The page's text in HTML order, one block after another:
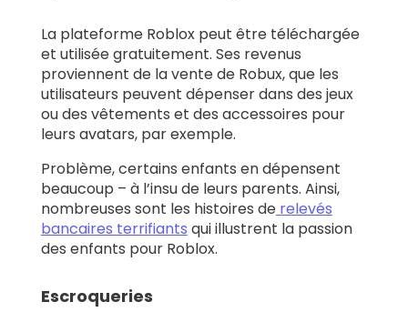
La plateforme Roblox peut être téléchargée
et utilisée gratuitement. Ses revenus
proviennent de la vente de Robux, que les
utilisateurs peuvent dépenser dans des jeux
ou des vêtements et des accessoires pour
leurs avatars, par exemple.
Problème, certains enfants en dépensent
beaucoup – à l’insu de leurs parents. Ainsi,
nombreuses sont les histoires de relevés
bancaires terrifiants qui illustrent la passion
des enfants pour Roblox.
Escroqueries